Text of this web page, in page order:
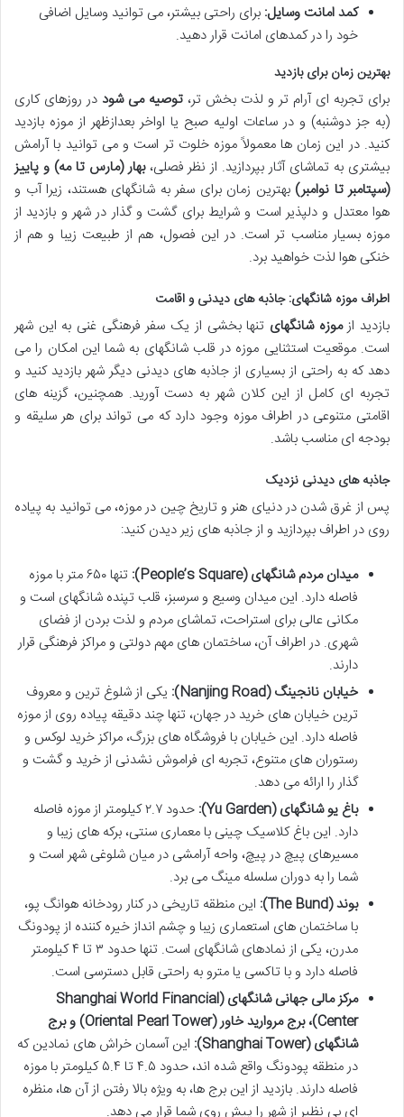
کمد امانت وسایل: برای راحتی بیشتر، می توانید وسایل اضافی
خود را در کمدهای امانت قرار دهید.
بهترین زمان برای بازدید
برای تجربه ای آرام تر و لذت بخش تر، توصیه می شود در روزهای کاری
(به جز دوشنبه) و در ساعات اولیه صبح یا اواخر بعدازظهر از موزه بازدید
کنید. در این زمان ها معمولاً موزه خلوت تر است و می توانید با آرامش
بیشتری به تماشای آثار بپردازید. از نظر فصلی،بهار (مارس تا مه) و پاییز
(سپتامبر تا نوامبر) بهترین زمان برای سفر به شانگهای هستند، زیرا آب و
هوا معتدل و دلپذیر است و شرایط برای گشت و گذار در شهر و بازدید از
موزه بسیار مناسب تر است. در این فصول، هم از طبیعت زیبا و هم از
خنکی هوا لذت خواهید برد.
اطراف موزه شانگهای: جاذبه های دیدنی و اقامت
بازدید ازموزه شانگهای تنها بخشی از یک سفر فرهنگی غنی به این شهر
است. موقعیت استثنایی موزه در قلب شانگهای به شما این امکان را می
دهد که به راحتی از بسیاری از جاذبه های دیدنی دیگر شهر بازدید کنید و
تجربه ای کامل از این کلان شهر به دست آورید. همچنین، گزینه های
اقامتی متنوعی در اطراف موزه وجود دارد که می تواند برای هر سلیقه و
بودجه ای مناسب باشد.
جاذبه های دیدنی نزدیک
پس از غرق شدن در دنیای هنر و تاریخ چین در موزه، می توانید به پیاده
روی در اطراف بپردازید و از جاذبه های زیر دیدن کنید:
میدان مردم شانگهای (People’s Square):
تنها ۶۵۰ متر با موزه
فاصله دارد. این میدان وسیع و سرسبز، قلب تپنده شانگهای است و
مکانی عالی برای استراحت، تماشای مردم و لذت بردن از فضای
شهری. در اطراف آن، ساختمان های مهم دولتی و مراکز فرهنگی قرار
دارند.
خیابان نانجینگ (Nanjing Road):
یکی از شلوغ ترین و معروف
ترین خیابان های خرید در جهان، تنها چند دقیقه پیاده روی از موزه
فاصله دارد. این خیابان با فروشگاه های بزرگ، مراکز خرید لوکس و
رستوران های متنوع، تجربه ای فراموش نشدنی از خرید و گشت و
گذار را ارائه می دهد.
باغ یو شانگهای (Yu Garden):
حدود ۲.۷ کیلومتر از موزه فاصله
دارد. این باغ کلاسیک چینی با معماری سنتی، برکه های زیبا و
مسیرهای پیچ در پیچ، واحه آرامشی در میان شلوغی شهر است و
شما را به دوران سلسله مینگ می برد.
بوند (The Bund):
این منطقه تاریخی در کنار رودخانه هوانگ پو،
با ساختمان های استعماری زیبا و چشم انداز خیره کننده از پودونگ
مدرن، یکی از نمادهای شانگهای است. تنها حدود ۳ تا ۴ کیلومتر
فاصله دارد و با تاکسی یا مترو به راحتی قابل دسترسی است.
مرکز مالی جهانی شانگهای (Shanghai World Financial
Center)، برج مروارید خاور (Oriental Pearl Tower) و برج
شانگهای (Shanghai Tower):
این آسمان خراش های نمادین که
در منطقه پودونگ واقع شده اند، حدود ۴.۵ تا ۵.۴ کیلومتر با موزه
فاصله دارند. بازدید از این برج ها، به ویژه بالا رفتن از آن ها، منظره
ای بی نظیر از شهر را پیش روی شما قرار می دهد.